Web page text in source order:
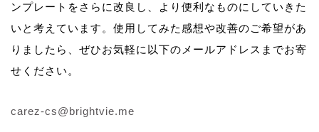
ンプレートをさらに改良し、より便利なものにしていきた
いと考えています。使用してみた感想や改善のご希望があ
りましたら、ぜひお気軽に以下のメールアドレスまでお寄
せください。
carez-cs@brightvie.me